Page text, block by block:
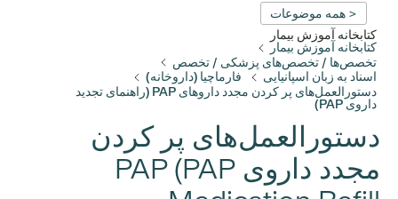
< همه موضوعات
کتابخانه آموزش بیمار
کتابخانه آموزش بیمار
تخصص‌ها / تخصص‌های پزشکی / تخصص
اسناد به زبان اسپانیایی
فارماچیا (داروخانه)
دستورالعمل‌های پر کردن مجدد داروهای PAP (راهنمای تجدید
داروی PAP)
دستورالعمل‌های پر کردن
مجدد داروی PAP (PAP